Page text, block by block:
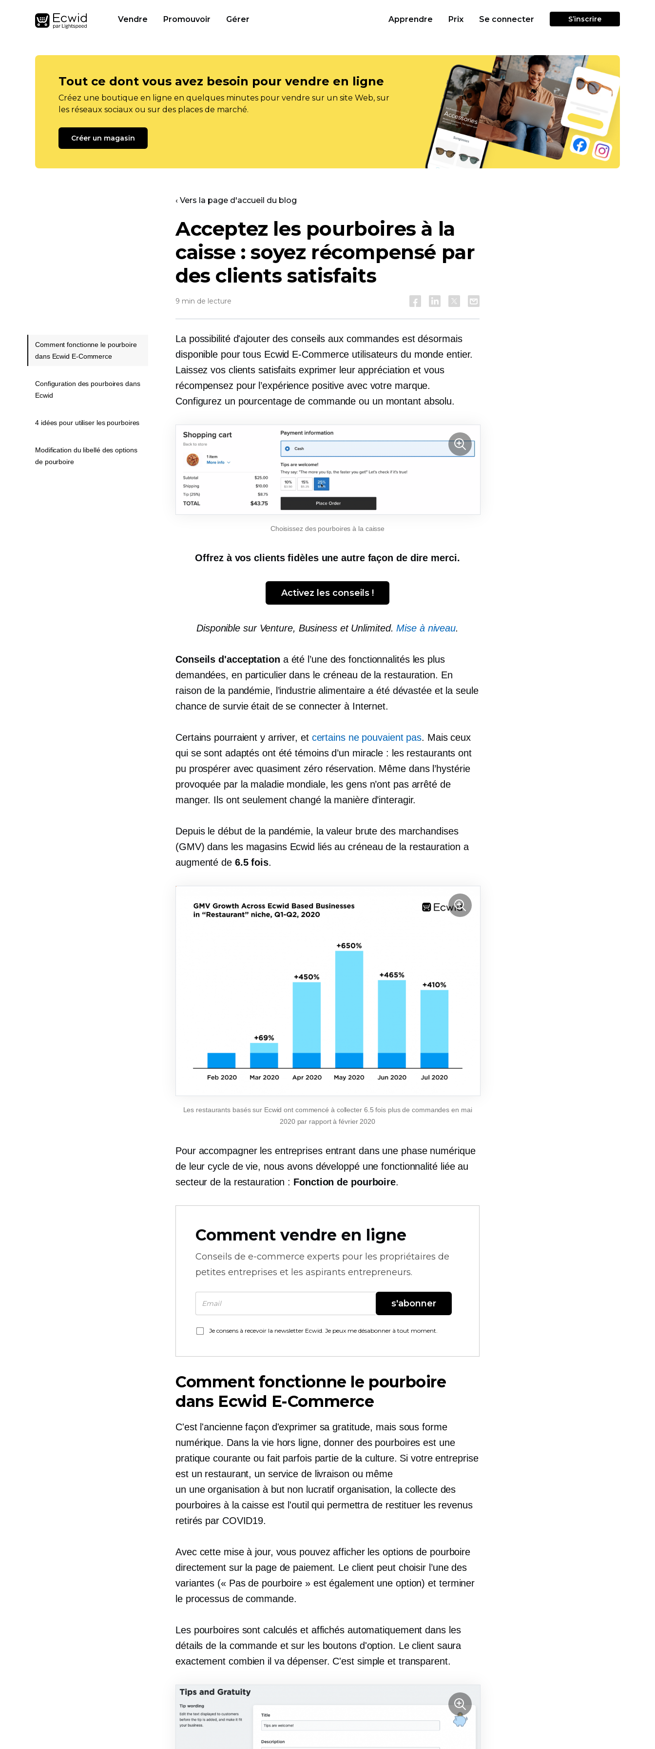
Vendre Promouvoir Gérer Apprendre Prix Se connecter S’inscrire
Tout ce dont vous avez besoin pour vendre en ligne
Créez une boutique en ligne en quelques minutes pour vendre sur un site Web, sur
les réseaux sociaux ou sur des places de marché.
Créer un magasin
‹ Vers la page d'accueil du blog
Acceptez les pourboires à la
caisse : soyez récompensé par
des clients satisfaits
9 min de lecture
La possibilité d'ajouter des conseils aux commandes est désormais
disponible pour tous Ecwid E-Commerce utilisateurs du monde entier.
Laissez vos clients satisfaits exprimer leur appréciation et vous
récompensez pour l’expérience positive avec votre marque.
Configurez un pourcentage de commande ou un montant absolu.
Choisissez des pourboires à la caisse
Offrez à vos clients fidèles une autre façon de dire merci.
Activez les conseils !
Disponible sur Venture, Business et Unlimited.Mise à niveau.
Conseils d'acceptation a été l’une des fonctionnalités les plus
demandées, en particulier dans le créneau de la restauration. En
raison de la pandémie, l’industrie alimentaire a été dévastée et la seule
chance de survie était de se connecter à Internet.
Certains pourraient y arriver, et certains ne pouvaient pas. Mais ceux
qui se sont adaptés ont été témoins d’un miracle : les restaurants ont
pu prospérer avec quasiment zéro réservation. Même dans l’hystérie
provoquée par la maladie mondiale, les gens n’ont pas arrêté de
manger. Ils ont seulement changé la manière d’interagir.
Depuis le début de la pandémie, la valeur brute des marchandises
(GMV) dans les magasins Ecwid liés au créneau de la restauration a
augmenté de 6.5 fois.
Les restaurants basés sur Ecwid ont commencé à collecter 6.5 fois plus de commandes en mai
2020 par rapport à février 2020
Pour accompagner les entreprises entrant dans une phase numérique
de leur cycle de vie, nous avons développé une fonctionnalité liée au
secteur de la restauration : Fonction de pourboire.
Comment vendre en ligne
Conseils de e-commerce experts pour les propriétaires de
petites entreprises et les aspirants entrepreneurs.
s'abonner
Je consens à recevoir la newsletter Ecwid. Je peux me désabonner à tout moment.
Comment fonctionne le pourboire
dans Ecwid E-Commerce
C'est l'ancienne façon d'exprimer sa gratitude, mais sous forme
numérique. Dans la vie hors ligne, donner des pourboires est une
pratique courante ou fait parfois partie de la culture. Si votre entreprise
est un restaurant, un service de livraison ou même
un une organisation à but non lucratif organisation, la collecte des
pourboires à la caisse est l'outil qui permettra de restituer les revenus
retirés par COVID19.
Avec cette mise à jour, vous pouvez afficher les options de pourboire
directement sur la page de paiement. Le client peut choisir l’une des
variantes (« Pas de pourboire » est également une option) et terminer
le processus de commande.
Les pourboires sont calculés et affichés automatiquement dans les
détails de la commande et sur les boutons d'option. Le client saura
exactement combien il va dépenser. C'est simple et transparent.
Comment fonctionne le pourboire
dans Ecwid E-Commerce
Configuration des pourboires dans
Ecwid
4 idées pour utiliser les pourboires
Modification du libellé des options
de pourboire